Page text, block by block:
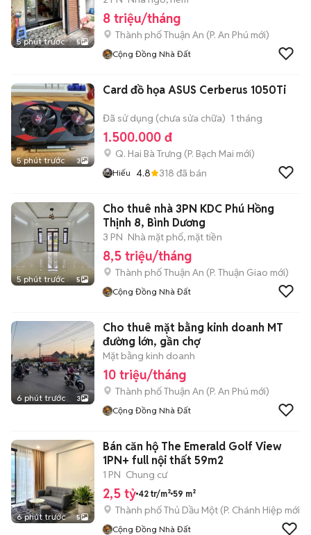
5 phút trước 5
8 triệu/tháng
Thành phố Thuận An (P. An Phú mới)
Cộng Đồng Nhà Đất
5 phút trước 3
Card đồ họa ASUS Cerberus 1050Ti
Đã sử dụng (chưa sửa chữa) 1 tháng
1.500.000 đ
Q. Hai Bà Trưng (P. Bạch Mai mới)
Hiếu 4.8 318 đã bán
5 phút trước 5
Cho thuê nhà 3PN KDC Phú Hồng
Thịnh 8, Bình Dương
3 PN Nhà mặt phố, mặt tiền
8,5 triệu/tháng
Thành phố Thuận An (P. Thuận Giao mới)
Cộng Đồng Nhà Đất
6 phút trước 3
Cho thuê mặt bằng kinh doanh MT
đường lớn, gần chợ
Mặt bằng kinh doanh
10 triệu/tháng
Thành phố Thuận An (P. An Phú mới)
Cộng Đồng Nhà Đất
6 phút trước 5
Bán căn hộ The Emerald Golf View
1PN+ full nội thất 59m2
1 PN Chung cư
2,5 tỷ 42 tr/m² 59 m²
Thành phố Thủ Dầu Một (P. Chánh Hiệp mới)
Cộng Đồng Nhà Đất